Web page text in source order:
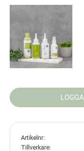
Artikelnr
Tillverkare